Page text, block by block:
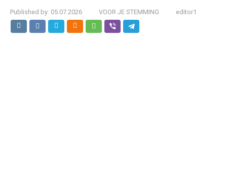
Published by: 05.07.2026 VOOR JE STEMMING editor1